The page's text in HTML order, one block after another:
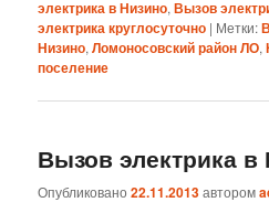
электрика в Низино,Вызов
электрика круглосуточно | Метки:
Низино,Ломоносовский район ЛО,
поселение
Вызов электрика
Опубликовано22.11.2013автором